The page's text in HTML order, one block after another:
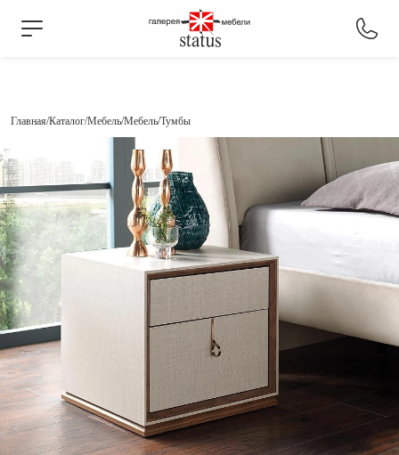
Главная Каталог Мебель Мебель Тумбы